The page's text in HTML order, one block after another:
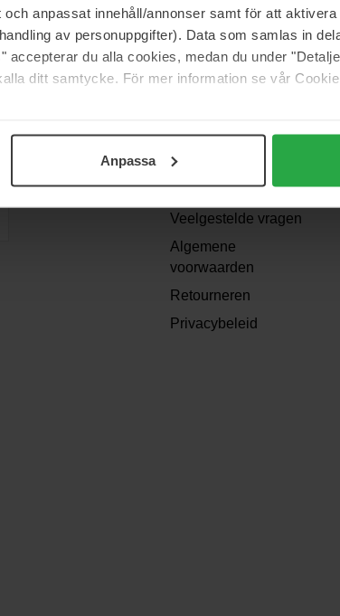
anpassat innehåll/annonser samt för att
av personuppgifter). Data som samlas in
accepterar du alla cookies, medan du under
ditt samtycke. För mer information se vår
Anpassa
Contact
Veelgestelde vragen
Algemene
voorwaarden
Retourneren
Privacybeleid